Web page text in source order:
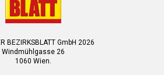
BEZIRKSBLATT GmbH 2026
Windmühlgasse 26
1060 Wien.